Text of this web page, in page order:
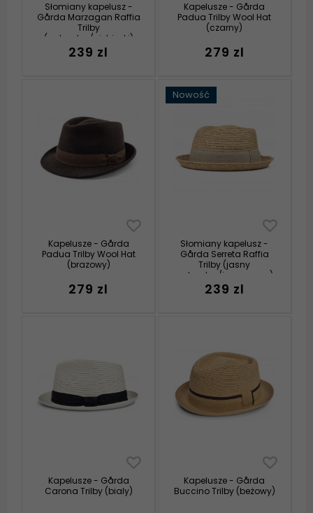
Słomiany kapelusz -
Gårda Marzagan Raffia
Trilby
(naturalny/niebieski)
239 zl
Kapelusze - Gårda
Padua Trilby Wool Hat
(czarny)
279 zl
Kapelusze - Gårda
Padua Trilby Wool Hat
(brazowy)
279 zl
Nowość
Słomiany kapelusz -
Gårda Serreta Raffia
Trilby (jasny
naturalny/jasnoszary)
239 zl
Kapelusze - Gårda
Carona Trilby (bialy)
Kapelusze - Gårda
Buccino Trilby (beżowy)